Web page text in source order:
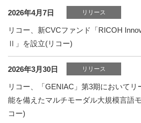
2026年4月7日 リリース
リコー、新CVCファンド「RICOH
Ⅱ」を設立(リコー)
2026年3月30日 リリース
リコー、「GENIAC」第3期においてリ
能を備えたマルチモーダル大規模言語
コー)